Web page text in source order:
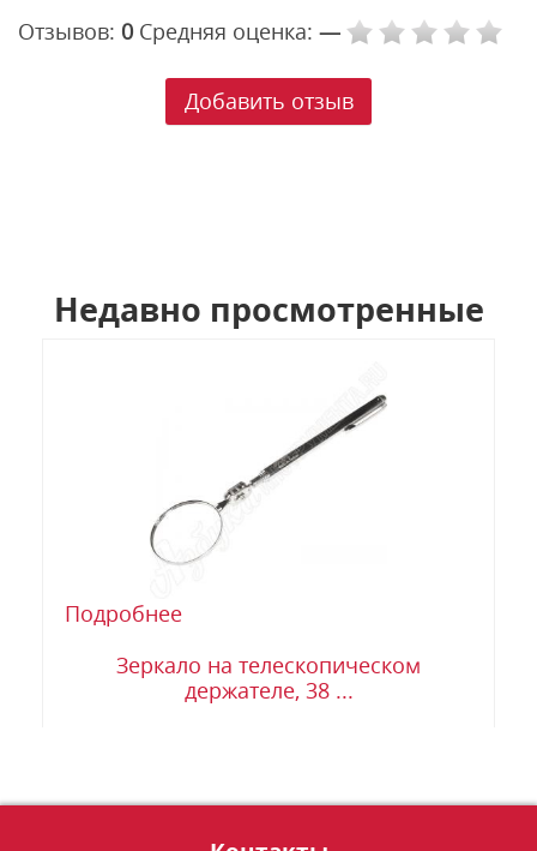
Отзывов: 0 Средняя оценка: —
Добавить отзыв
Недавно просмотренные
Подробнее
Зеркало на телескопическом
держателе, 38 ...